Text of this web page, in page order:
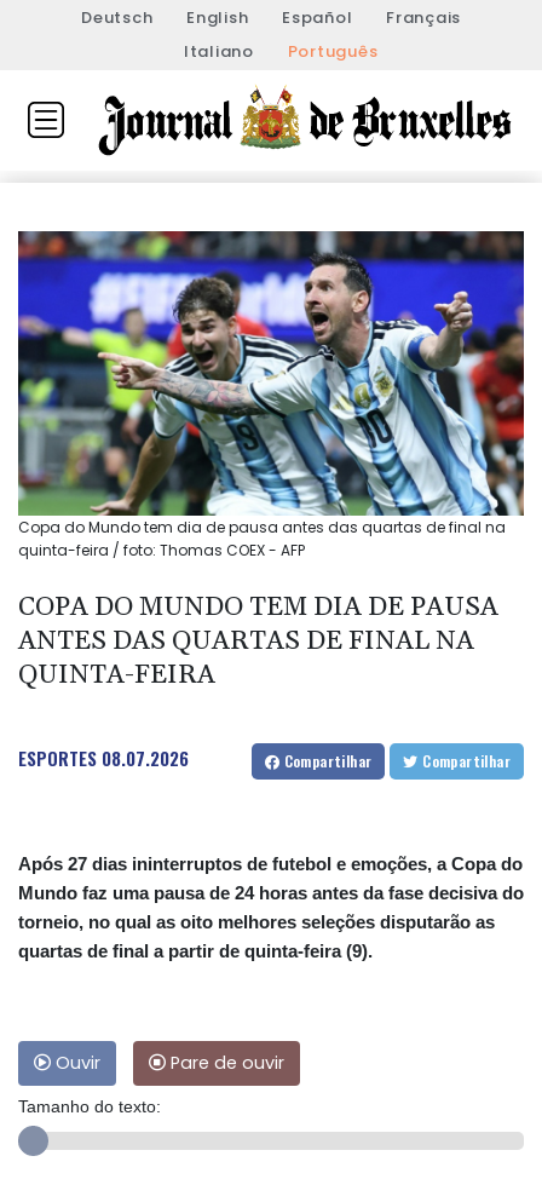
Deutsch English Español
Français
Italiano
Português
Copa do Mundo tem dia de pausa antes das quartas de final na
quinta-feira / foto: Thomas COEX - AFP
COPA DO MUNDO TEM DIA DE PAUSA
ANTES DAS QUARTAS DE FINAL NA
QUINTA-FEIRA
ESPORTES 08.07.2026 Compartilhar Compartilhar
Após 27 dias ininterruptos de futebol e emoções, a Copa do
Mundo faz uma pausa de 24 horas antes da fase decisiva do
torneio, no qual as oito melhores seleções disputarão as
quartas de final a partir de quinta-feira (9).
Ouvir Pare de ouvir
Tamanho do texto: